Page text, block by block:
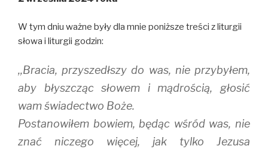
n
s
i
n
w
w
o
)
e
n
s
i
e
w
w
i
n
d
w
s
i
n
n
w
i
n
d
w
W tym dniu ważne były dla mnie poniższe treści z liturgii
słowa i liturgii godzin:
,,Bracia, przyszedłszy do was, nie przybyłem,
aby błyszcząc słowem i mądrością, głosić
wam świadectwo Boże.
Postanowiłem bowiem, będąc wśród was, nie
znać niczego więcej, jak tylko Jezusa